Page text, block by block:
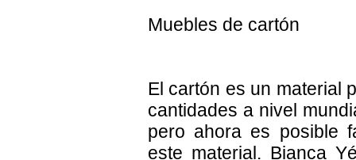
Muebles de cartón
El cartón es un material
cantidades a nivel
pero ahora es posible
este material. Bianca